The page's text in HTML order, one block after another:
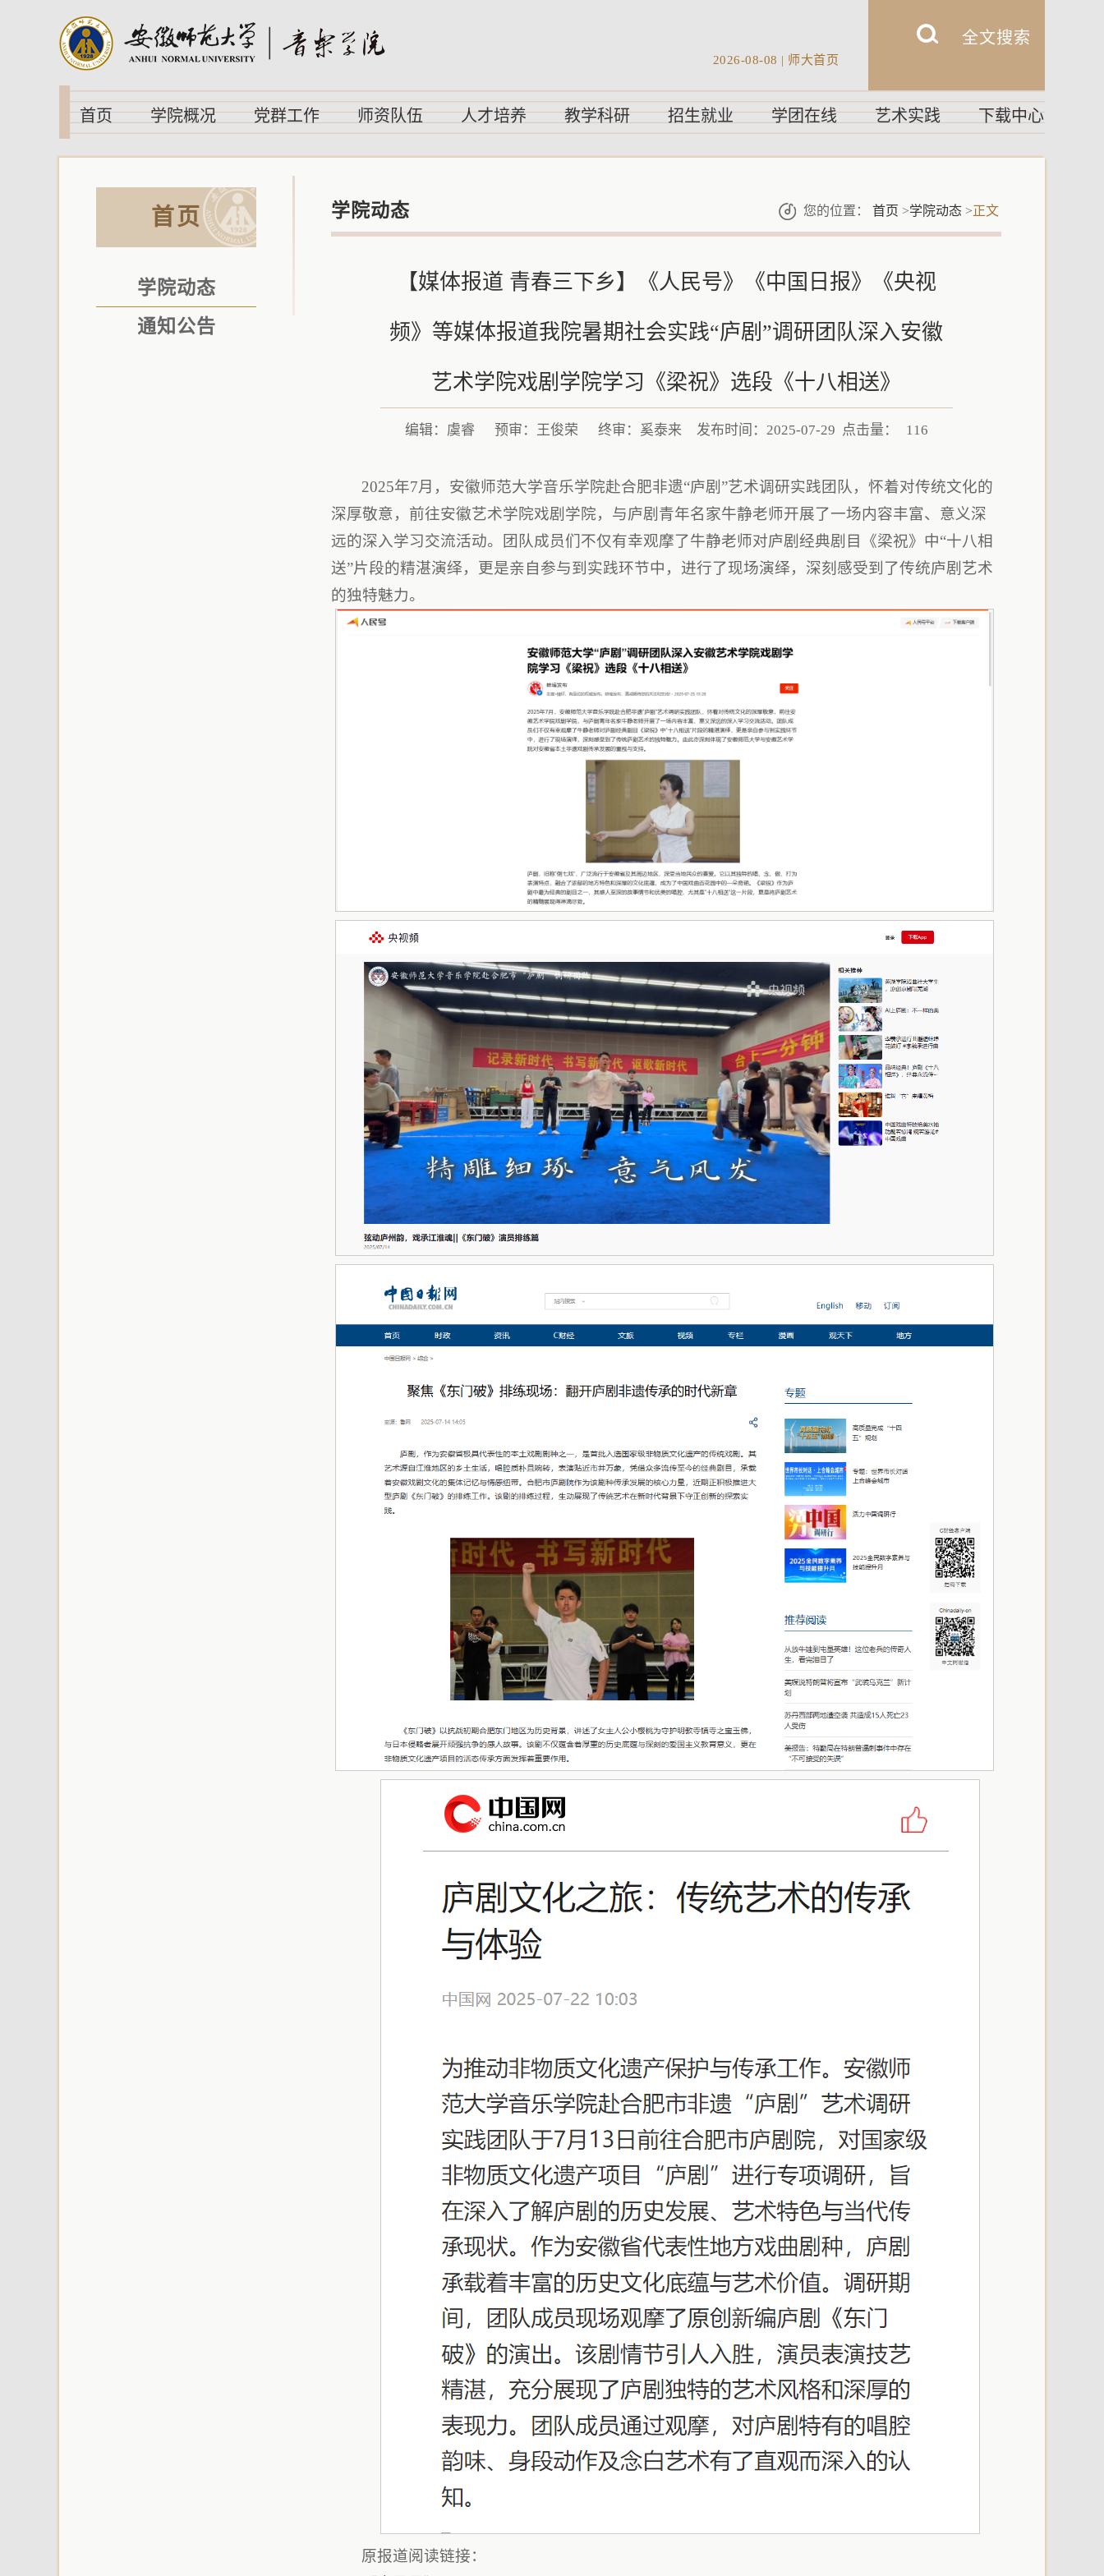
2026-08-08 | 师大首页
首页 学院概况 党群工作 师资队伍 人才培养 教学科研 招生就业 学团在线 艺术实践 下载中心
首页
学院动态
通知公告
学院动态 您的位置： 首页 >学院动态 >正文
【媒体报道 青春三下乡】《人民号》《中国日报》《央视
频》等媒体报道我院暑期社会实践“庐剧”调研团队深入安徽
艺术学院戏剧学院学习《梁祝》选段《十八相送》
编辑：虞睿 预审：王俊荣 终审：奚泰来 发布时间：2025-07-29 点击量： 116
2025年7月，安徽师范大学音乐学院赴合肥非遗“庐剧”艺术调研实践团队，怀着对传统文化的
深厚敬意，前往安徽艺术学院戏剧学院，与庐剧青年名家牛静老师开展了一场内容丰富、意义深
远的深入学习交流活动。团队成员们不仅有幸观摩了牛静老师对庐剧经典剧目《梁祝》中“十八相
送”片段的精湛演绎，更是亲自参与到实践环节中，进行了现场演绎，深刻感受到了传统庐剧艺术
的独特魅力。
原报道阅读链接：